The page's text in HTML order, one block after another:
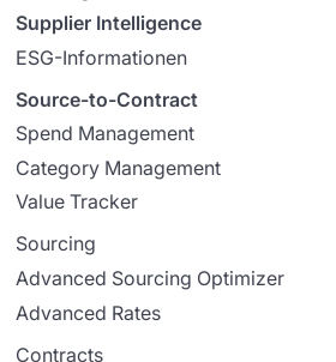
Supplier Intelligence
ESG-Informationen
Source-to-Contract
Spend Management
Category Management
Value Tracker
Sourcing
Advanced Sourcing Optimizer
Advanced Rates
Contracts